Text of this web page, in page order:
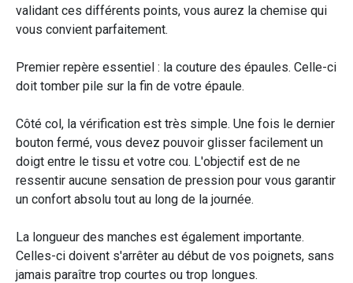
validant ces différents points, vous aurez la chemise qui
vous convient parfaitement.
Premier repère essentiel : la couture des épaules. Celle-ci
doit tomber pile sur la fin de votre épaule.
Côté col, la vérification est très simple. Une fois le dernier
bouton fermé, vous devez pouvoir glisser facilement un
doigt entre le tissu et votre cou. L'objectif est de ne
ressentir aucune sensation de pression pour vous garantir
un confort absolu tout au long de la journée.
La longueur des manches est également importante.
Celles-ci doivent s'arrêter au début de vos poignets, sans
jamais paraître trop courtes ou trop longues.